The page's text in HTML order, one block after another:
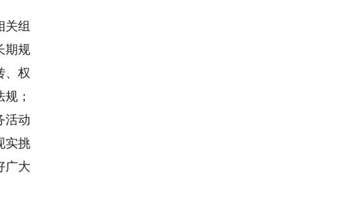
关组
期规
、权
；
活动
实挑
广大